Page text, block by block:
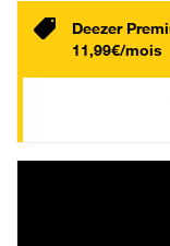
Deezer
11,99€/mois